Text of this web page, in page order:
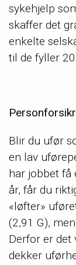
sykehjelp
skaffer det
enkelte
til de fyller
Blir du ufør
en lav
har jobbet få
år, får du
«løfter»
(2,91 G),
Derfor er det
dekker